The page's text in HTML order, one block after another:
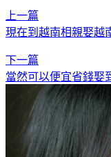
上一篇
現在到越南相親娶越
下一篇
當然可以便宜省錢娶